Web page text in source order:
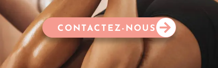
CONTACTEZ-NOUS